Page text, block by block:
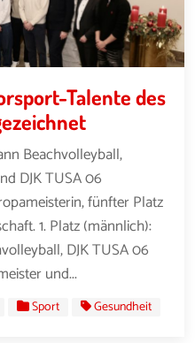
Talente des
Beachvolleyball,
DJK TUSA 06
fünfter Platz
1. Platz (männlich):
DJK TUSA 06
und...
Sport Gesundheit